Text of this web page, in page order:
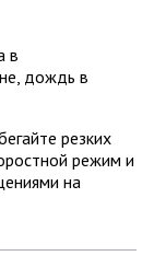
в
дождь в
резких
режим и
на